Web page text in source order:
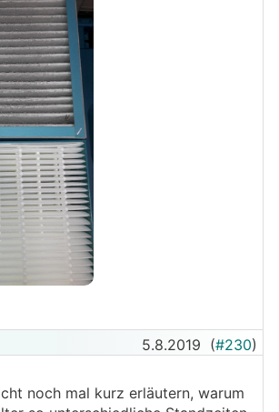
5.8.2019 (#230)
noch mal kurz erläutern, warum